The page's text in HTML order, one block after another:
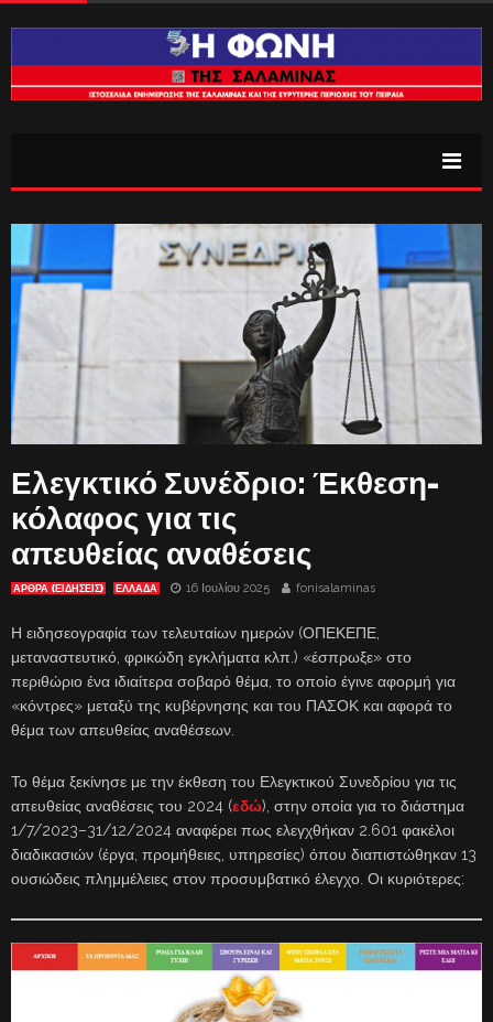
Ελεγκτικό Συνέδριο: Έκθεση-
κόλαφος για τις
απευθείας αναθέσεις
ΑΡΘΡΑ (ΕΙΔΗΣΕΙΣ) ΕΛΛΑΔΑ 16 Ιουλίου 2025 fonisalaminas
Η ειδησεογραφία των τελευταίων ημερών (ΟΠΕΚΕΠΕ,
μεταναστευτικό, φρικώδη εγκλήματα κλπ.) «έσπρωξε» στο
περιθώριο ένα ιδιαίτερα σοβαρό θέμα, το οποίο έγινε αφορμή για
«κόντρες» μεταξύ της κυβέρνησης και του ΠΑΣΟΚ και αφορά το
θέμα των απευθείας αναθέσεων.
Το θέμα ξεκίνησε με την έκθεση του Ελεγκτικού Συνεδρίου για τις
απευθείας αναθέσεις του 2024 (εδώ), στην οποία για το διάστημα
1/7/2023–31/12/2024 αναφέρει πως ελεγχθήκαν 2.601 φακέλοι
διαδικασιών (έργα, προμήθειες, υπηρεσίες) όπου διαπιστώθηκαν 13
ουσιώδεις πλημμέλειες στον προσυμβατικό έλεγχο. Οι κυριότερες: